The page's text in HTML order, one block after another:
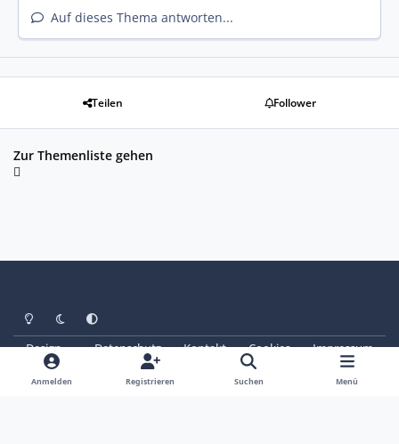
Auf dieses Thema antworten...
Teilen Follower
Zur Themenliste gehen
Heller ModusDunkler Modus
Systemeinstellung
Design Datenschutz Kontakt Cookies
Impressum
© Copyright 2025 - SAABoteure e. V.
Powered by Invision Community
Anmelden Registrieren Suchen Menü